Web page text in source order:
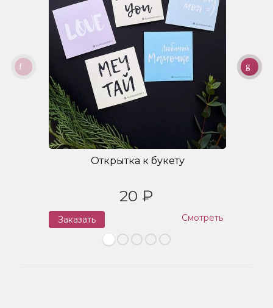
Открытка к букету
20 ₽
Заказать Смотреть